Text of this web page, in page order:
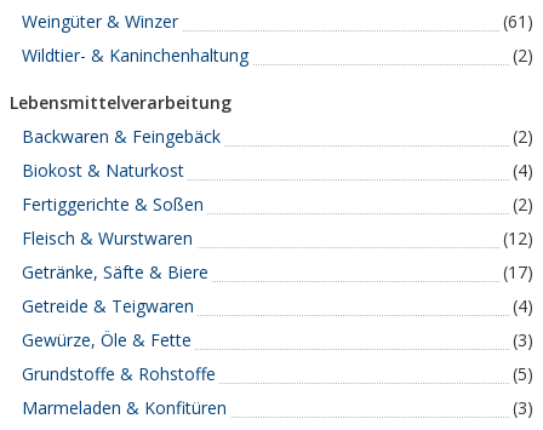
Weingüter & Winzer
(61)
Wildtier- & Kaninchenhaltung
(2)
Lebensmittelverarbeitung
Backwaren & Feingebäck
(2)
Biokost & Naturkost
(4)
Fertiggerichte & Soßen
(2)
Fleisch & Wurstwaren
(12)
Getränke, Säfte & Biere
(17)
Getreide & Teigwaren
(4)
Gewürze, Öle & Fette
(3)
Grundstoffe & Rohstoffe
(5)
Marmeladen & Konfitüren
(3)